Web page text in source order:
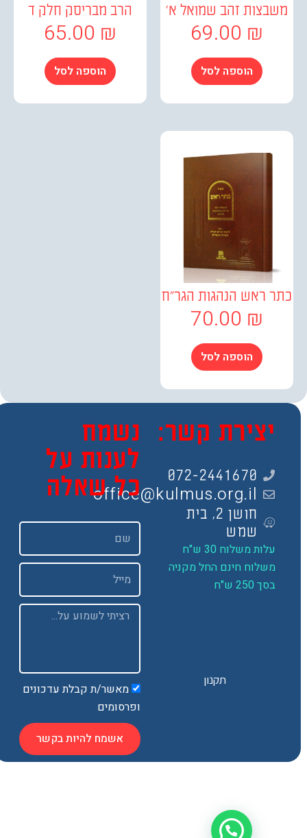
זהב שמואל א'
69.00
הוספה לסל
הרב מבריסק חלק ד
65.00
הוספה לסל
ראש הנהגות הגר"ח
70.00
הוספה לסל
קשר:
072-2441670
office@kulmus.org.il
חושן 2, בית
שמש
משלוח 30 ש"ח
חינם החל מקניה
נשמח
לענות על
כל שאלה
Email
Message
מאשר/ת קבלת עדכונים
ופרסומים
אשמח להיות בקשר